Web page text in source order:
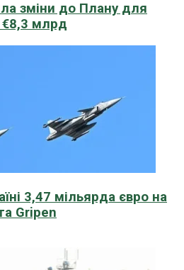
зміни до Плану для
€8,3 млрд
3,47 мільярда євро на
Gripen